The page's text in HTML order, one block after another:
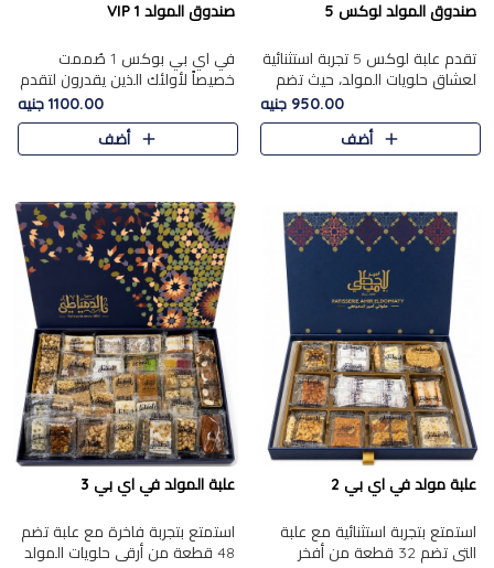
صندوق المولد لوكس 5
تقدم علبة لوكس 5 تجربة استثنائية
لعشاق حلويات المولد، حيث تضم
42 قطعة من تشكيلة فاخرة تجمع
بين أشهر الأصناف التقليدية وأصناف
مميزة مختارة بع..
950.00 جنيه
أضف
صندوق المولد VIP 1
في اي بي بوكس 1 صُممت
خصيصاً لأولئك الذين يقدرون لتقدم
تجربة استثنائية بوكس تجمع بين
أفخر حلويات المولد المصري مع
تشكيلة مختارة من الأصناف ..
1100.00 جنيه
أضف
علبة مولد في اي بي 2
استمتع بتجربة استثنائية مع علبة
التي تضم 32 قطعة من أفخر
علبة المولد في اي بي 3
استمتع بتجربة فاخرة مع علبة تضم
48 قطعة من أرقى حلويات المولد